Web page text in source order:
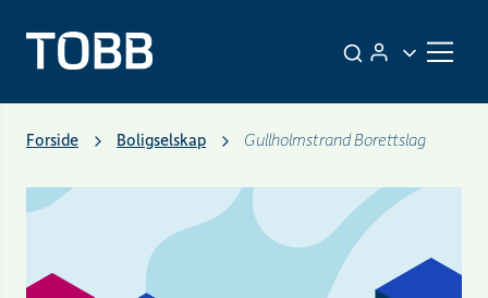
Forside Boligselskap Gullholmstrand Borettslag